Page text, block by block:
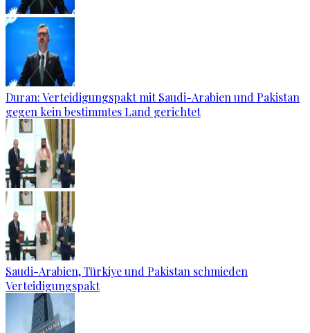
Duran: Verteidigungspakt mit Saudi-Arabien und Pakistan
gegen kein bestimmtes Land gerichtet
Saudi-Arabien, Türkiye und Pakistan schmieden
Verteidigungspakt